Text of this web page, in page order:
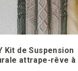
Kit de Suspension
attrape-rêve à